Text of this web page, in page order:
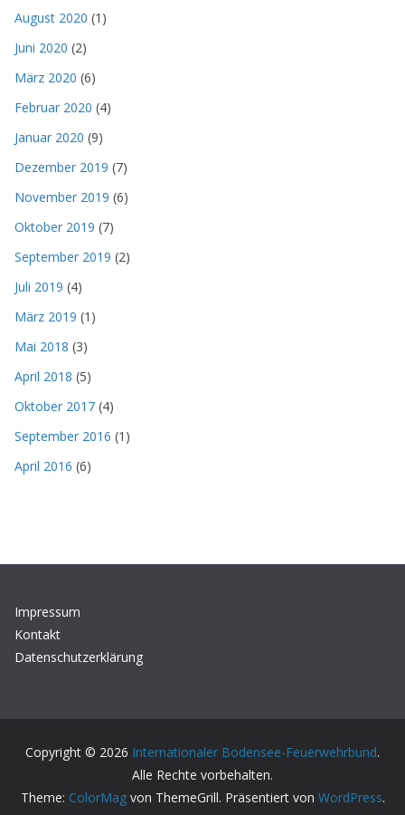
August 2020 (1)
Juni 2020 (2)
März 2020 (6)
Februar 2020 (4)
Januar 2020 (9)
Dezember 2019 (7)
November 2019 (6)
Oktober 2019 (7)
September 2019 (2)
Juli 2019 (4)
März 2019 (1)
Mai 2018 (3)
April 2018 (5)
Oktober 2017 (4)
September 2016 (1)
April 2016 (6)
Impressum
Kontakt
Datenschutzerklärung
Copyright © 2026 Internationaler Bodensee-Feuerwehrbund.
Alle Rechte vorbehalten.
Theme: ColorMagvon ThemeGrill. Präsentiert von WordPress.